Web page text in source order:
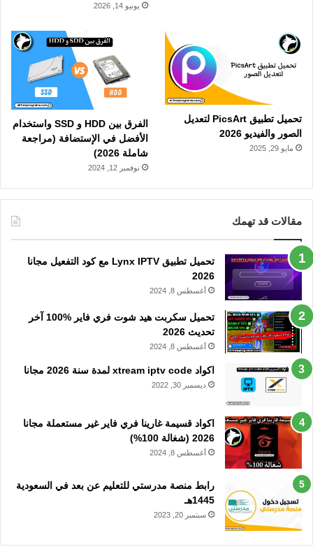
يونيو 14, 2026
تحميل تطبيق PicsArt لتعديل
الصور والفيديو 2026
مايو 29, 2025
الفرق بين HDD و SSD واستخدام
الأفضل في الإستضافة (مراجعة
شاملة 2026)
نوفمبر 12, 2024
مقالات قد تهمك
تحميل تطبيق Lynx IPTV مع كود التفعيل مجانا
2026
أغسطس 8, 2024
تحميل سكربت هيد شوت فري فاير %100 آخر
تحديث 2026
أغسطس 8, 2024
اكواد xtream iptv code لمدة سنة 2026 مجانا
ديسمبر 30, 2022
اكواد قسيمة غارينا فري فاير غير مستعملة مجانا
2026 (شغالة 100%)
أغسطس 8, 2024
رابط منصة مدرستي للتعليم عن بعد في السعودية
1445هـ
سبتمبر 20, 2023